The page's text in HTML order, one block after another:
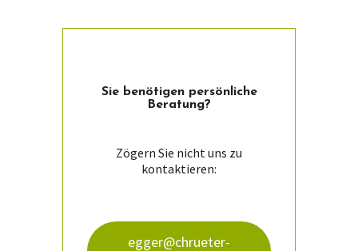
Sie ­benötigen persön­liche
Beratung?
Zögern Sie nicht uns zu
kontaktieren:
egger@chrueter-